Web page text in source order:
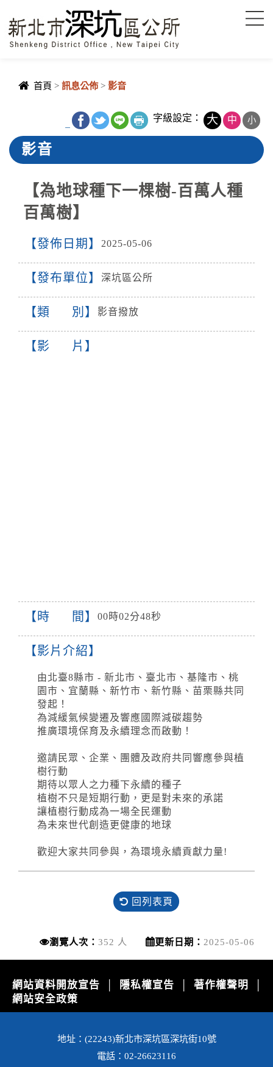
首頁 > 訊息公佈> 影音
字級設定： 大 中 小
影音
【為地球種下一棵樹-百萬人種
百萬樹】
發佈日期 2025-05-06
發布單位 深坑區公所
類 別 影音撥放
影 片
時 間 00時02分48秒
影片介紹
由北臺8縣市 - 新北市、臺北市、基隆市、桃
園市、宜蘭縣、新竹市、新竹縣、苗栗縣共同
發起！
為減緩氣候變遷及響應國際減碳趨勢
推廣環境保育及永續理念而啟動！
邀請民眾、企業、團體及政府共同響應參與植
樹行動
期待以眾人之力種下永續的種子
植樹不只是短期行動，更是對未來的承諾
讓植樹行動成為一場全民運動
為未來世代創造更健康的地球
歡迎大家共同參與，為環境永續貢獻力量!
回列表頁
瀏覽人次： 352 人 更新日期： 2025-05-06
網站資料開放宣告 隱私權宣告 著作權聲明
網站安全政策
地址：(22243)新北市深坑區深坑街10號
電話：02-26623116